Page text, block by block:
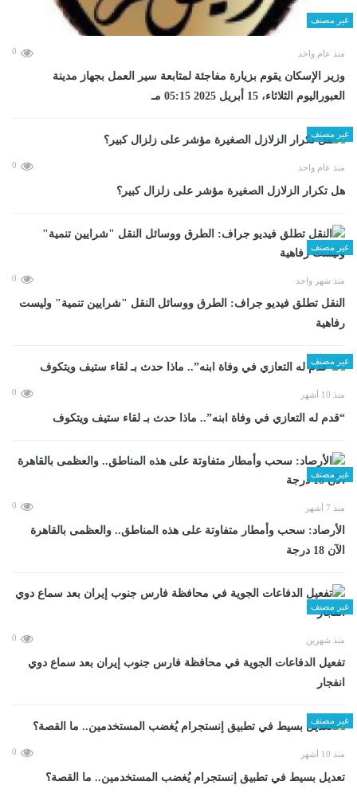
غير مصنف
منذ عام واحد 0
وزير الإسكان يقوم بزيارة مفاجئة لمتابعة سير العمل بجهاز مدينة
العبوراليوم الثلاثاء، 15 أبريل 2025 05:15 مـ
غير مصنف
منذ عام واحد 0
هل تكرار الزلازل الصغيرة مؤشر على زلزال كبير؟
غير مصنف
منذ شهر واحد 0
​النقل تطلق فيديو جراف: الطرق ووسائل النقل "شرايين تنمية" وليست
رفاهية
غير مصنف
منذ 10 أشهر 0
“قدم له التعازي في وفاة ابنه”.. ماذا حدث بـ لقاء ستيف ويتكوف
غير مصنف
منذ 7 أشهر 0
الأرصاد: سحب وأمطار متفاوتة على هذه المناطق.. والعظمى بالقاهرة
الآن 18 درجة
غير مصنف
منذ شهرين 0
تفعيل الدفاعات الجوية في محافظة فارس جنوب إيران بعد سماع دوي
انفجار
غير مصنف
منذ 10 أشهر 0
تعديل بسيط في تطبيق إنستجرام يُغضب المستخدمين.. ما القصة؟